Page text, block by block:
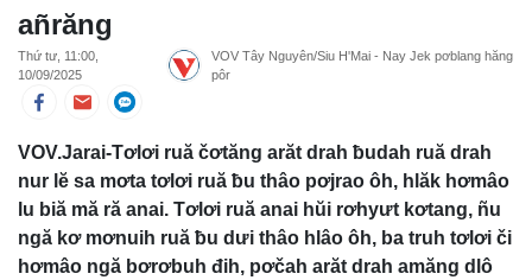
añrăng
Thứ tư, 11:00,
10/09/2025
VOV Tây Nguyên/Siu H'Mai - Nay Jek pơblang hăng
pôr
VOV.Jarai-Tơlơi ruă čơtăng arăt drah ƀudah ruă drah
nur lĕ sa mơta tơlơi ruă ƀu thâo pơjrao ôh, hlăk hơmâo
lu biă mă ră anai. Tơlơi ruă anai hŭi rơhyưt kơtang, ñu
ngă kơ mơnuih ruă ƀu dưi thâo hlâo ôh, ba truh tơlơi či
hơmâo ngă bơrơbuh đih, pơčah arăt drah amăng dlô